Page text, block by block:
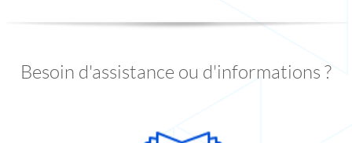
Besoin d'assistance ou d'informations ?